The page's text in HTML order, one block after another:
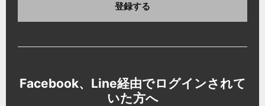
登録する
Facebook、Line経由でログインされて
いた方へ